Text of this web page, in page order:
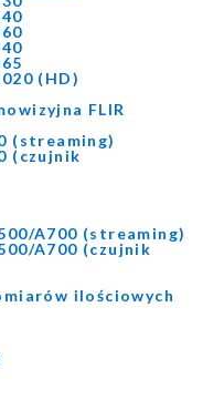
(HD)
FLIR
(streaming)
(czujnik
A700 (streaming)
A700 (czujnik
ilościowych